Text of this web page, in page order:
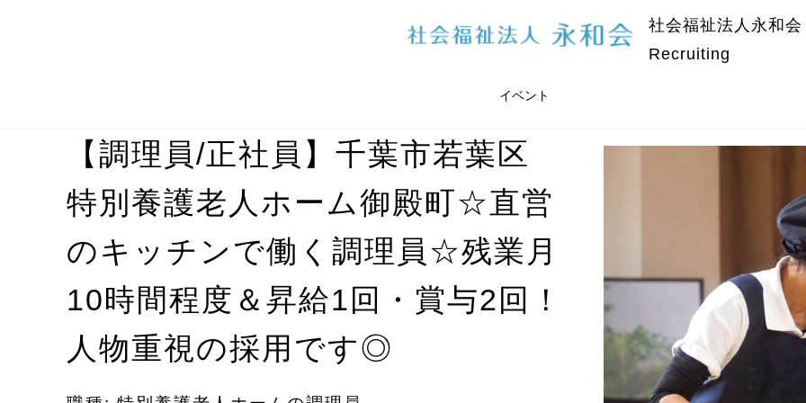
社会福祉法人永和会
Recruiting
イベント
【調理員/正社員】千葉市若葉区
特別養護老人ホーム御殿町☆直営
のキッチンで働く調理員☆残業月
10時間程度＆昇給1回・賞与2回！
人物重視の採用です◎